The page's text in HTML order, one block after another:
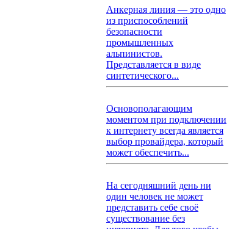
Анкерная линия — это одно
из приспособлений
безопасности
промышленных
альпинистов.
Представляется в виде
синтетического...
Основополагающим
моментом при подключении
к интернету всегда является
выбор провайдера, который
может обеспечить...
На сегодняшний день ни
один человек не может
представить себе своё
существование без